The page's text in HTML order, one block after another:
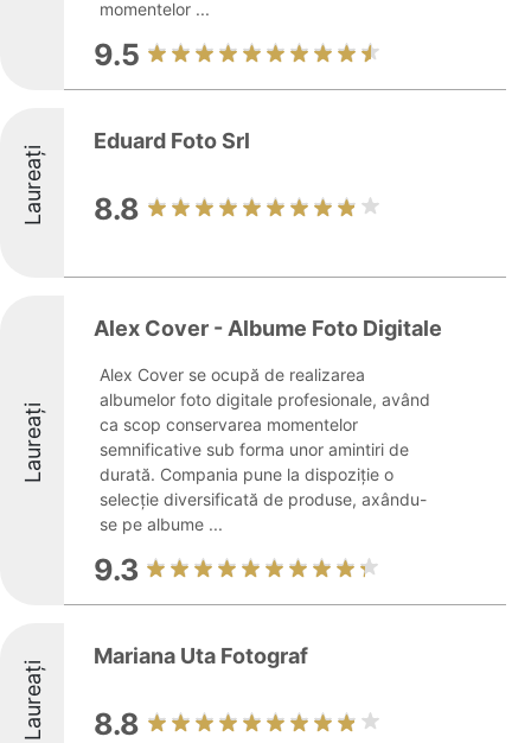
momentelor ...
9.5
Laureați
Eduard Foto Srl
8.8
Laureați
Alex Cover - Albume Foto Digitale
Alex Cover se ocupă de realizarea
albumelor foto digitale profesionale, având
ca scop conservarea momentelor
semnificative sub forma unor amintiri de
durată. Compania pune la dispoziție o
selecție diversificată de produse, axându-
se pe albume ...
9.3
Laureați
Mariana Uta Fotograf
8.8